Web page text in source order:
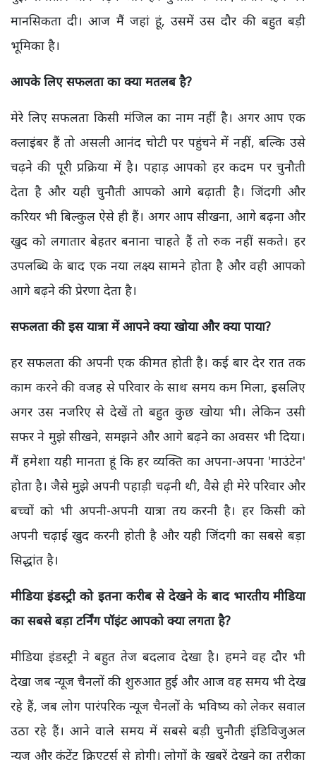
मानसिकता दी। आज मैं जहां हूं, उसमें उस दौर की बहुत बड़ी
भूमिका है।
आपके लिए सफलता का क्या मतलब है?
मेरे लिए सफलता किसी मंजिल का नाम नहीं है। अगर आप एक
क्लाइंबर हैं तो असली आनंद चोटी पर पहुंचने में नहीं, बल्कि उसे
चढ़ने की पूरी प्रक्रिया में है। पहाड़ आपको हर कदम पर चुनौती
देता है और यही चुनौती आपको आगे बढ़ाती है। जिंदगी और
करियर भी बिल्कुल ऐसे ही हैं। अगर आप सीखना, आगे बढ़ना और
खुद को लगातार बेहतर बनाना चाहते हैं तो रुक नहीं सकते। हर
उपलब्धि के बाद एक नया लक्ष्य सामने होता है और वही आपको
आगे बढ़ने की प्रेरणा देता है।
सफलता की इस यात्रा में आपने क्या खोया और क्या पाया?
हर सफलता की अपनी एक कीमत होती है। कई बार देर रात तक
काम करने की वजह से परिवार के साथ समय कम मिला, इसलिए
अगर उस नजरिए से देखें तो बहुत कुछ खोया भी। लेकिन उसी
सफर ने मुझे सीखने, समझने और आगे बढ़ने का अवसर भी दिया।
मैं हमेशा यही मानता हूं कि हर व्यक्ति का अपना-अपना 'माउंटेन'
होता है। जैसे मुझे अपनी पहाड़ी चढ़नी थी, वैसे ही मेरे परिवार और
बच्चों को भी अपनी-अपनी यात्रा तय करनी है। हर किसी को
अपनी चढ़ाई खुद करनी होती है और यही जिंदगी का सबसे बड़ा
सिद्धांत है।
मीडिया इंडस्ट्री को इतना करीब से देखने के बाद भारतीय मीडिया
का सबसे बड़ा टर्निंग पॉइंट आपको क्या लगता है?
मीडिया इंडस्ट्री ने बहुत तेज बदलाव देखा है। हमने वह दौर भी
देखा जब न्यूज चैनलों की शुरुआत हुई और आज वह समय भी देख
रहे हैं, जब लोग पारंपरिक न्यूज चैनलों के भविष्य को लेकर सवाल
उठा रहे हैं। आने वाले समय में सबसे बड़ी चुनौती इंडिविजुअल
न्यूज और कंटेंट क्रिएटर्स से होगी। लोगों के खबरें देखने का तरीका